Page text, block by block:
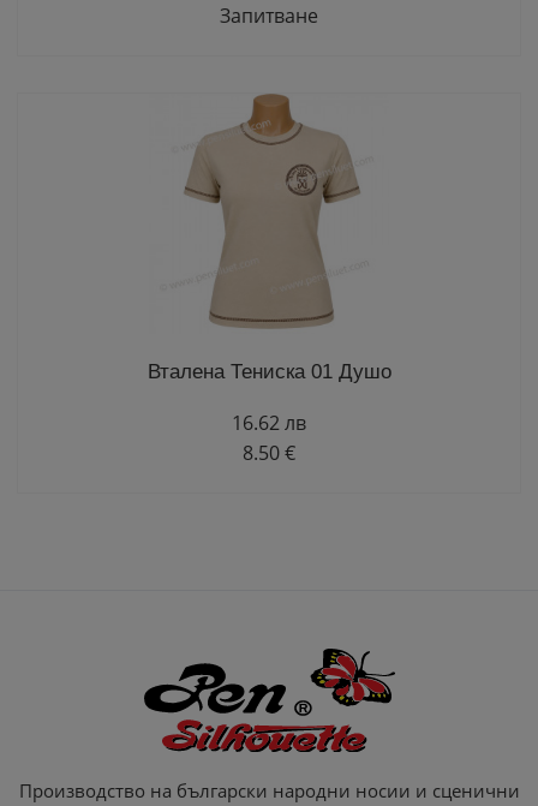
Запитване
Вталена Тениска 01 Душо
16.62 лв
8.50 €
Производство на български народни носии и сценични